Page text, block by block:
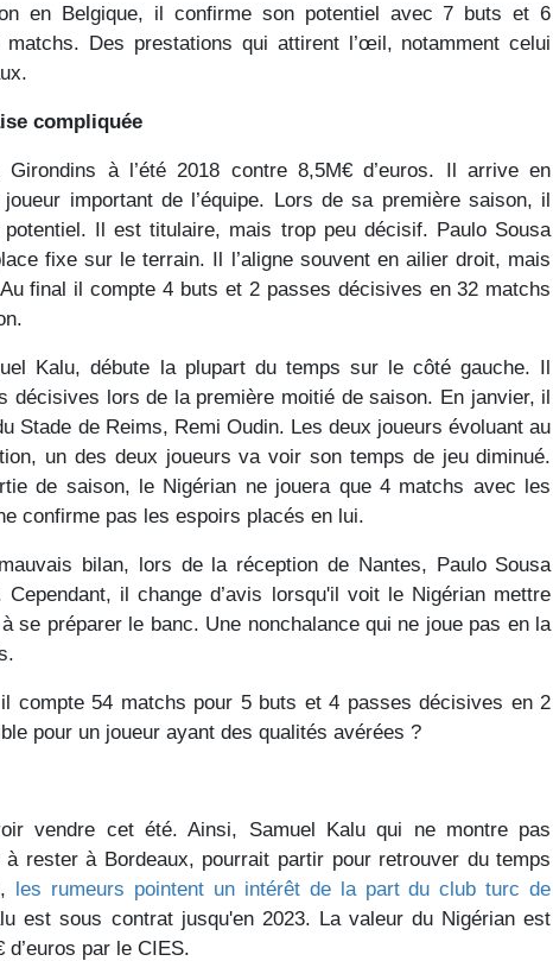
en Belgique, il confirme son potentiel avec 7 buts et 6
Des prestations qui attirent l’œil, notamment celui
compliquée
à l’été 2018 contre 8,5M€ d’euros. Il arrive en
important de l’équipe. Lors de sa première saison, il
Il est titulaire, mais trop peu décisif. Paulo Sousa
fixe sur le terrain. Il l’aligne souvent en ailier droit, mais
final il compte 4 buts et 2 passes décisives en 32 matchs
Kalu, débute la plupart du temps sur le côté gauche. Il
décisives lors de la première moitié de saison. En janvier, il
Stade de Reims, Remi Oudin. Les deux joueurs évoluant au
un des deux joueurs va voir son temps de jeu diminué.
de saison, le Nigérian ne jouera que 4 matchs avec les
confirme pas les espoirs placés en lui.
bilan, lors de la réception de Nantes, Paulo Sousa
il change d’avis lorsqu'il voit le Nigérian mettre
se préparer le banc. Une nonchalance qui ne joue pas en la
compte 54 matchs pour 5 buts et 4 passes décisives en 2
pour un joueur ayant des qualités avérées ?
vendre cet été. Ainsi, Samuel Kalu qui ne montre pas
à rester à Bordeaux, pourrait partir pour retrouver du temps
les rumeurs pointent un intérêt de la part du club turc de
est sous contrat jusqu'en 2023. La valeur du Nigérian est
par le CIES.